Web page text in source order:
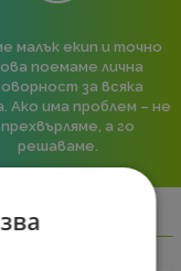
малък екип и точно
поемаме лична
за всяка
Ако има проблем – не
а го
решаваме.